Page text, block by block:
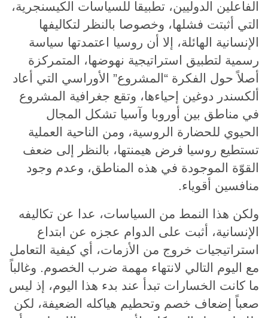
الفاعلين الدوليين، تطبيقا للسياسات الكيسنجرية،
التي أثبتت فشلها، وخصوصا بالنظر لتكاليفها
الإنسانية الهائلة، إلا أن روسيا اعتمدتها سياسة
رسمية لتطبيق استراتيجية نهوضها، المتمركزة
أصلاً حول الفكرة “المشروع” الأوراسي التي أعاد
ألكسندر دوغين إحياءها، وتقع جغرافية المشروع
في مناطق بين أوروبا وآسيا تشكل المجال
الحيوي للحضارة الروسية، ومن الناحية العملية
تستطيع روسيا فرض هيمنتها، بالنظر إلى ضعف
القوّة الموجودة في هذه المناطق، وعدم وجود
منافسين أقوياء.
ولكن هذا النمط من السياسات، عدا عن تكاليفه
الإنسانية، أثبت على الدوام عجزه عن ابتداع
استراتيجيات خروج من الأزمات، أي كيفية التعامل
مع اليوم التالي لانتهاء مهمة ضرب الخصوم. وغالباً
ما كانت الخسارات تبدأ عند بدء هذا اليوم، إذ ليس
صعباً إضعاف خصم وتحطيم هياكله الضعيفة، لكن